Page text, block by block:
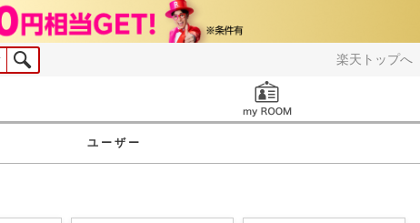
楽天トップへ
ユーザー